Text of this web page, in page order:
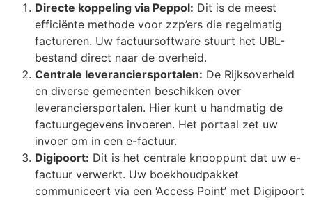
Directe koppeling via Peppol: Dit is de meest
efficiënte methode voor zzp’ers die regelmatig
factureren. Uw factuursoftware stuurt het UBL-
bestand direct naar de overheid.
Centrale leveranciersportalen: De Rijksoverheid
en diverse gemeenten beschikken over
leveranciersportalen. Hier kunt u handmatig de
factuurgegevens invoeren. Het portaal zet uw
invoer om in een e-factuur.
Digipoort: Dit is het centrale knooppunt dat uw e-
factuur verwerkt. Uw boekhoudpakket
communiceert via een ‘Access Point’ met Digipoort